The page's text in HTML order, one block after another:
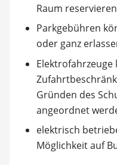
Raum
Parkgebühren
oder ganz
Gründen des
angeordnet
elektrisch
Möglichkeit auf